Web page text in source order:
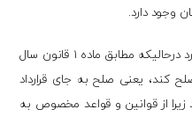
وجود دارد.
چرا که سرقفلی در قرارداد اجاره وجود دارد درحالیکه مطابق ماده ۱ قانون سال
صلح به جای قرارداد
زیرا از قوانین و قواعد مخصوص به